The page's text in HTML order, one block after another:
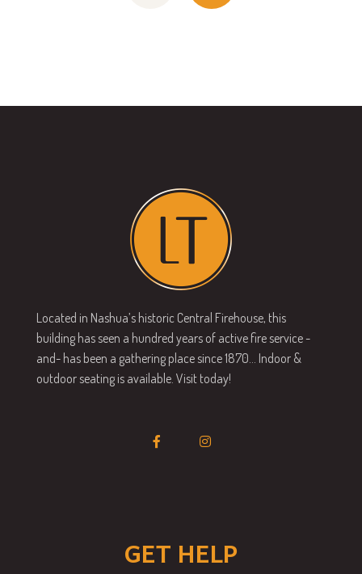
Located in Nashua’s historic Central Firehouse, this
building has seen a hundred years of active fire service -
and- has been a gathering place since 1870… Indoor &
outdoor seating is available. Visit today!
GET HELP